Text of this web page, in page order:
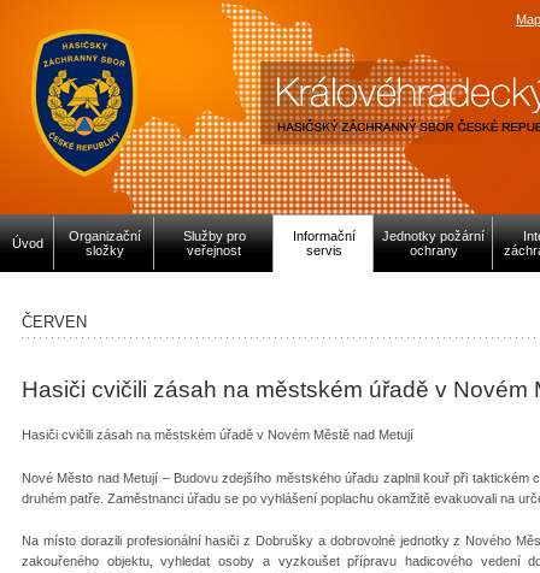
Úvod
Organizační
složky
Služby pro
veřejnost
Informační
servis
Jednotky požární
ochrany
ČERVEN
Hasiči cvičili zásah na městském úřadě v Novém
Hasiči cvičili zásah na městském úřadě v Novém Městě nad Metují
Nové Město nad Metují – Budovu zdejšího městského úřadu zaplnil kouř při
druhém patře. Zaměstnanci úřadu se po vyhlášení poplachu okamžitě evakuovali na
Na místo dorazili profesionální hasiči z Dobrušky a dobrovolné jednotky z Nového
zakouřeného objektu, vyhledat osoby a vyzkoušet přípravu hadicového